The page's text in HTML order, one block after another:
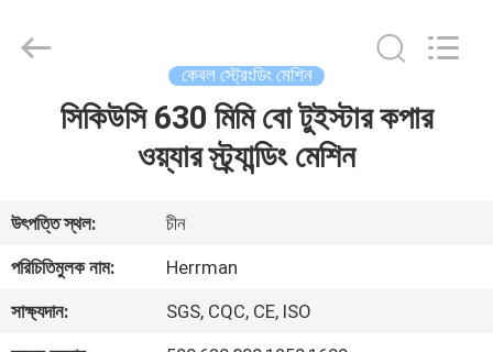
আমাদের
সম্পর্কে
Rights
Reserved.
কেবল স্ট্রেংডিং মেশিন
সিকিউসি 630 মিমি বো টুইস্টার কপার
ওয়্যার স্ট্র্যান্ডিং মেশিন
উৎপত্তি স্থল:
চীন
পরিচিতিমুলক নাম:
Herrman
সাক্ষ্যদান:
SGS, CQC, CE, ISO